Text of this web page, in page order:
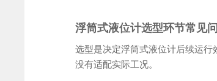
浮筒式液位计选型环节常见
选型是决定浮筒式液位计后续运
没有适配实际工况。